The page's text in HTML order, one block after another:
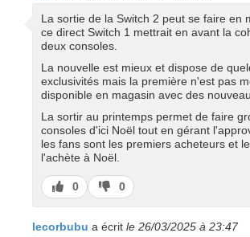
La sortie de la Switch 2 peut se faire en
ce direct Switch 1 mettrait en avant la
deux consoles.
La nouvelle est mieux et dispose de
exclusivités mais la première n'est pas
disponible en magasin avec des
La sortir au printemps permet de faire
consoles d'ici Noël tout en gérant
les fans sont les premiers acheteurs et
l'achète à Noël.
J’aime
0
J’aime
pas
0
lecorbubu a écrit le 26/03/2025 à 23:47